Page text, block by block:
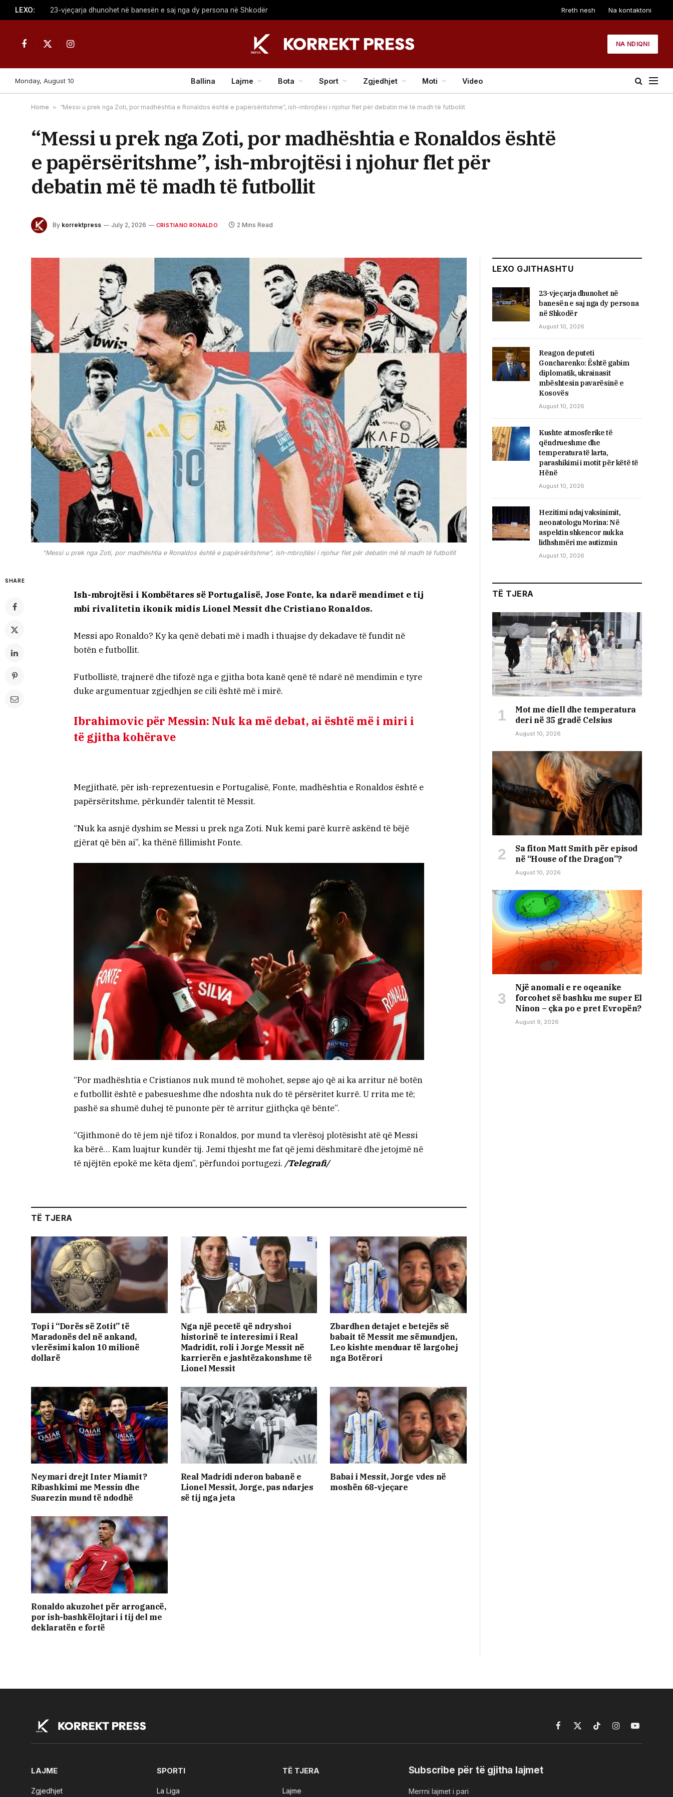
LEXO: 23-vjeçarja dhunohet në banesën e saj nga dy persona në Shkodër Rreth nesh Na kontaktoni
Facebook
X
Instagram
NA NDIQNI
Monday, August 10 Ballina Lajme Bota Sport Zgjedhjet Moti Video
Home » “Messi u prek nga Zoti, por madhështia e Ronaldos është e papërsëritshme”, ish-mbrojtësi i njohur flet për debatin më të madh të futbollit
“Messi u prek nga Zoti, por madhështia e Ronaldos është
e papërsëritshme”, ish-mbrojtësi i njohur flet për
debatin më të madh të futbollit
By korrektpress July 2, 2026 CRISTIANO RONALDO 2 Mins Read
“Messi u prek nga Zoti, por madhështia e Ronaldos është e papërsëritshme”, ish-mbrojtësi i njohur flet për debatin më të madh të futbollit
SHARE
Ish-mbrojtësi i Kombëtares së Portugalisë, Jose Fonte, ka ndarë mendimet e tij
mbi rivalitetin ikonik midis Lionel Messit dhe Cristiano Ronaldos.
Messi apo Ronaldo? Ky ka qenë debati më i madh i thuajse dy dekadave të fundit në
botën e futbollit.
Futbollistë, trajnerë dhe tifozë nga e gjitha bota kanë qenë të ndarë në mendimin e tyre
duke argumentuar zgjedhjen se cili është më i mirë.
Ibrahimovic për Messin: Nuk ka më debat, ai është më i miri i
të gjitha kohërave
Megjithatë, për ish-reprezentuesin e Portugalisë, Fonte, madhështia e Ronaldos është e
papërsëritshme, përkundër talentit të Messit.
“Nuk ka asnjë dyshim se Messi u prek nga Zoti. Nuk kemi parë kurrë askënd të bëjë
gjërat që bën ai”, ka thënë fillimisht Fonte.
“Por madhështia e Cristianos nuk mund të mohohet, sepse ajo që ai ka arritur në botën
e futbollit është e pabesueshme dhe ndoshta nuk do të përsëritet kurrë. U rrita me të;
pashë sa shumë duhej të punonte për të arritur gjithçka që bënte”.
“Gjithmonë do të jem një tifoz i Ronaldos, por mund ta vlerësoj plotësisht atë që Messi
ka bërë… Kam luajtur kundër tij. Jemi thjesht me fat që jemi dëshmitarë dhe jetojmë në
të njëjtën epokë me këta djem”, përfundoi portugezi. /Telegrafi/
TË TJERA
Topi i “Dorës së Zotit” të
Maradonës del në ankand,
vlerësimi kalon 10 milionë
dollarë
Nga një pecetë që ndryshoi
historinë te interesimi i Real
Madridit, roli i Jorge Messit në
karrierën e jashtëzakonshme të
Lionel Messit
Zbardhen detajet e betejës së
babait të Messit me sëmundjen,
Leo kishte menduar të largohej
nga Botërori
Neymari drejt Inter Miamit?
Ribashkimi me Messin dhe
Suarezin mund të ndodhë
Real Madridi nderon babanë e
Lionel Messit, Jorge, pas ndarjes
së tij nga jeta
Babai i Messit, Jorge vdes në
moshën 68-vjeçare
Ronaldo akuzohet për arrogancë,
por ish-bashkëlojtari i tij del me
deklaratën e fortë
LEXO GJITHASHTU
23-vjeçarja dhunohet në
banesën e saj nga dy persona
në Shkodër
August 10, 2026
Reagon deputeti
Goncharenko: Është gabim
diplomatik, ukrainasit
mbështesin pavarësinë e
Kosovës
August 10, 2026
Kushte atmosferike të
qëndrueshme dhe
temperatura të larta,
parashikimi i motit për këtë të
Hënë
August 10, 2026
Hezitimi ndaj vaksinimit,
neonatologu Morina: Në
aspektin shkencor nuk ka
lidhshmëri me autizmin
August 10, 2026
TË TJERA
Mot me diell dhe temperatura
deri në 35 gradë Celsius
August 10, 2026
Sa fiton Matt Smith për episod
në “House of the Dragon”?
August 10, 2026
Një anomali e re oqeanike
forcohet së bashku me super El
Ninon – çka po e pret Evropën?
August 9, 2026
Facebook
X
TikTokInstagramYouTube
LAJME
Zgjedhjet
SPORTI
La Liga
TË TJERA
Lajme
Subscribe për të gjitha lajmet
Merrni lajmet i pari